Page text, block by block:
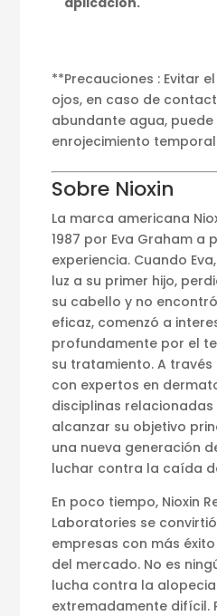
**Precauciones : Evitar
ojos, en caso de
abundante agua,
enrojecimiento
Sobre Nioxin
La marca americana
1987 por Eva Graham a
experiencia. Cuando
luz a su primer hijo,
su cabello y no
eficaz, comenzó a
profundamente por el
su tratamiento. A
con expertos en
disciplinas
alcanzar su objetivo
una nueva generación
luchar contra la caída
En poco tiempo, Nioxin
Laboratories se
empresas con más
del mercado. No es
lucha contra la alopecia
extremadamente difícil.